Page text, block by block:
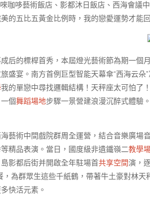
咖哆藝術飯店、影都沐日飯店、西海會議
的五比五黃金比例時，我的戀愛運勢才能
后的標桿首秀，本屆燈光藝術節為期一個
盛宴。南方首例巨型智能天幕傘“西海云
我的單戀中尋找邏輯結構！天秤座太可怕了！
個舞蹈場地步驟一景營建浪漫沉醉式體驗
藝術中間戲院群周全運營，結合音樂廣場
等精品表演。當日，國度級非遺鐵嶺二教學
影都后街并開啟全年駐場首共享空間演，
，為群眾生這些千紙鶴，帶著牛土豪對林
快活元素。